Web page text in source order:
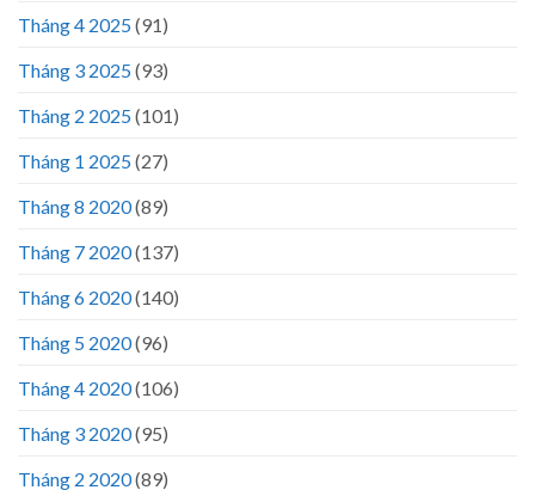
Tháng 4 2025(91)
Tháng 3 2025(93)
Tháng 2 2025(101)
Tháng 1 2025(27)
Tháng 8 2020(89)
Tháng 7 2020(137)
Tháng 6 2020(140)
Tháng 5 2020(96)
Tháng 4 2020(106)
Tháng 3 2020(95)
Tháng 2 2020(89)